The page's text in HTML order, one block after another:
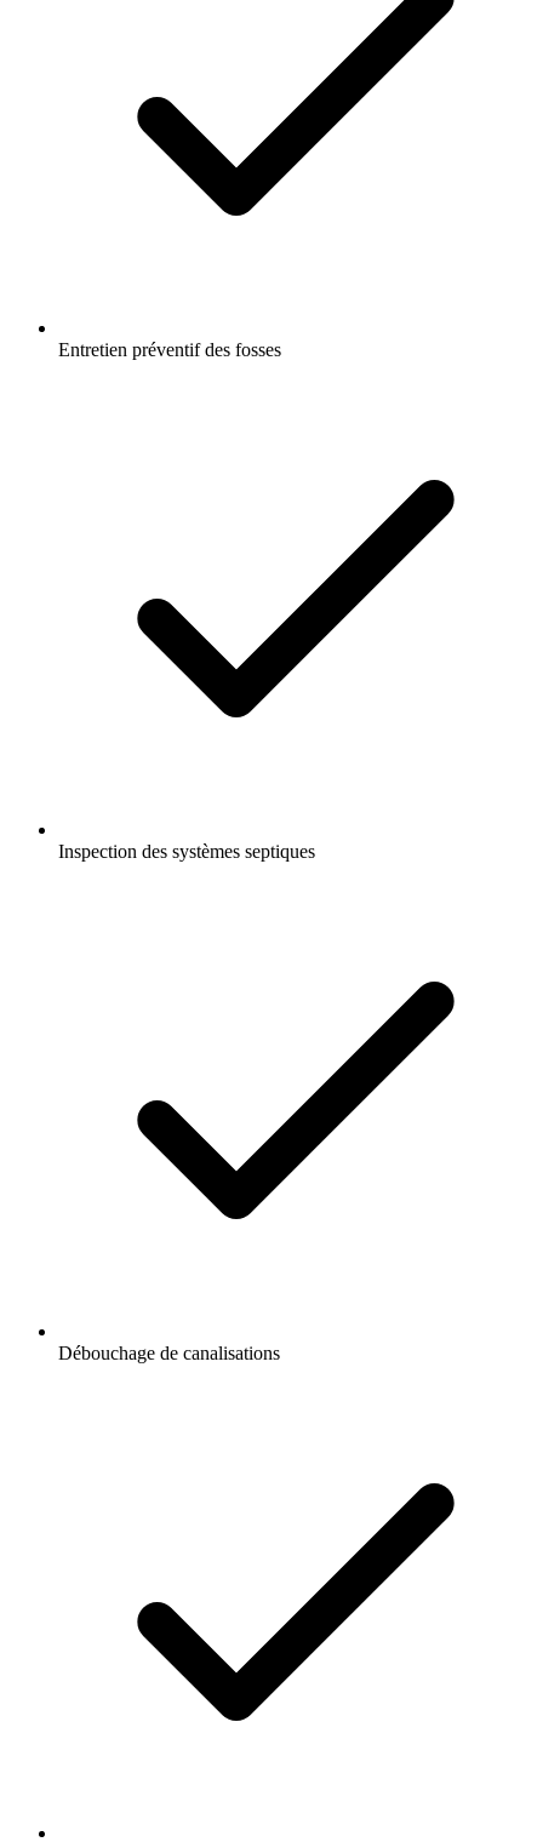
Entretien préventif des fosses
Inspection des systèmes septiques
Débouchage de canalisations